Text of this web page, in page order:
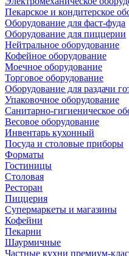
Пекарское и кондитерское
Оборудование для фаст-фуда
Оборудование для пиццерии
Нейтральное оборудование
Кофейное оборудование
Моечное оборудование
Торговое оборудование
Оборудование для раздачи
Упаковочное оборудование
Санитарно-гигиеническое
Весовое оборудование
Инвентарь кухонный
Посуда и столовые приборы
Форматы
Гостиницы
Столовая
Ресторан
Пиццерия
Супермаркеты и магазины
Кофейни
Пекарни
Шаурмичные
Частные кухни премиум-